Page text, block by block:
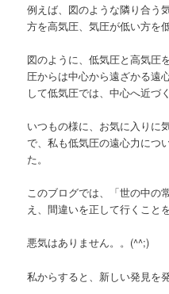
例えば、図のような隣り合う
方を高気圧、気圧が低い方を
図のように、低気圧と高気圧
圧からは中心から遠ざかる遠
して低気圧では、中心へ近づ
いつもの様に、お気に入りに
で、私も低気圧の遠心力につ
た。
このブログでは、「世の中の
え、間違いを正して行くこと
悪気はありません。。(^^;)
私からすると、新しい発見を